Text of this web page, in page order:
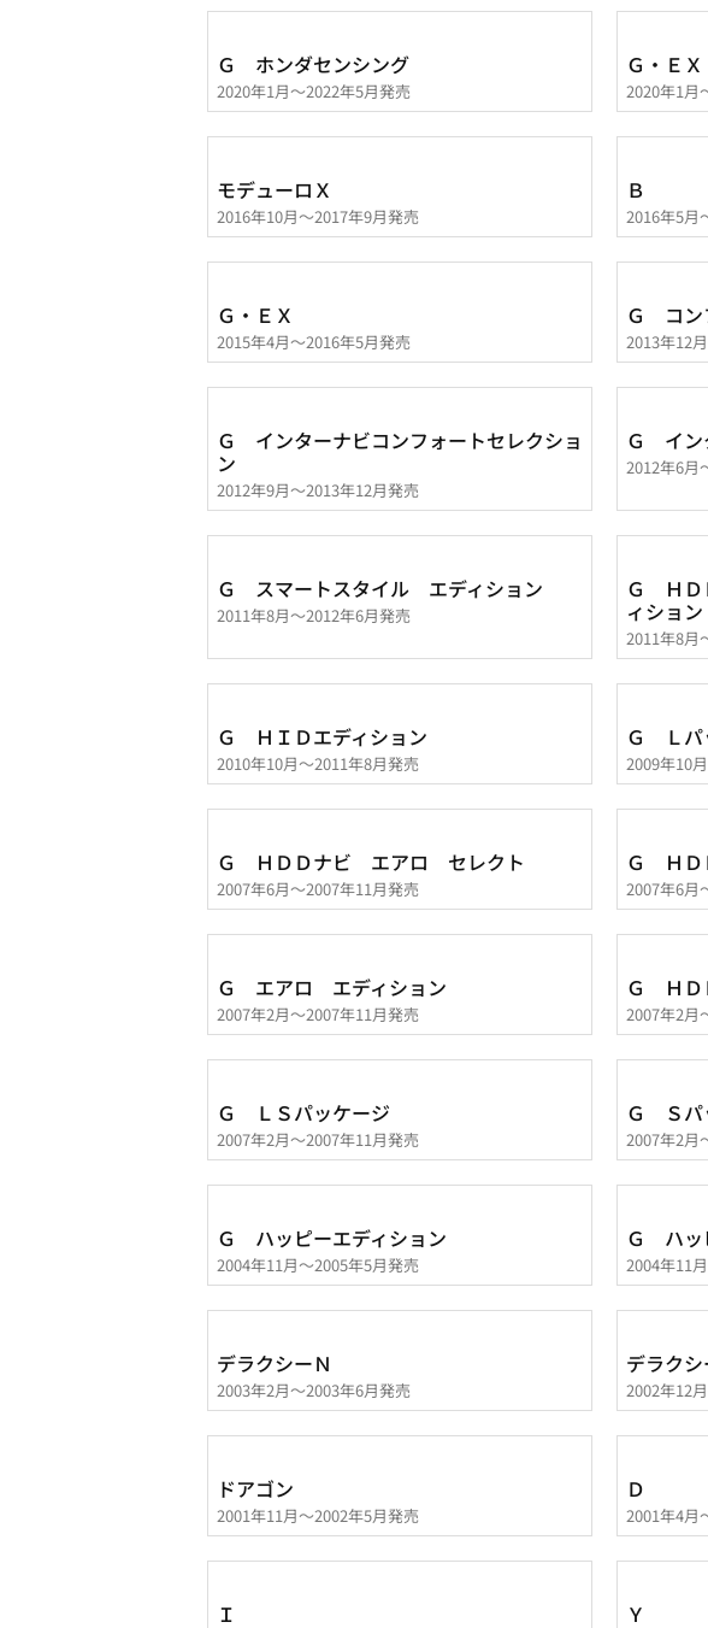
Ｇ ホンダセンシング
2020年1月～2022年5月発売
Ｇ・Ｅ
2020年1月
モデューロＸ
2016年10月～2017年9月発売
Ｂ
2016年5月
Ｇ・ＥＸ
2015年4月～2016年5月発売
Ｇ コン
2013年12
Ｇ インターナビコンフォートセレクショ
ン
2012年9月～2013年12月発売
Ｇ イン
2012年6月
Ｇ スマートスタイル エディション
2011年8月～2012年6月発売
Ｇ ＨＤ
ィション
2011年8月
Ｇ ＨＩＤエディション
2010年10月～2011年8月発売
Ｇ Ｌパ
2009年10
Ｇ ＨＤＤナビ エアロ セレクト
2007年6月～2007年11月発売
Ｇ ＨＤ
2007年6月
Ｇ エアロ エディション
2007年2月～2007年11月発売
Ｇ ＨＤ
2007年2月
Ｇ ＬＳパッケージ
2007年2月～2007年11月発売
Ｇ Ｓパ
2007年2月
Ｇ ハッピーエディション
2004年11月～2005年5月発売
Ｇ ハッ
2004年11
デラクシーＮ
2003年2月～2003年6月発売
デラクシ
2002年12
ドアゴン
2001年11月～2002年5月発売
Ｄ
2001年4月
Ｉ Ｙ